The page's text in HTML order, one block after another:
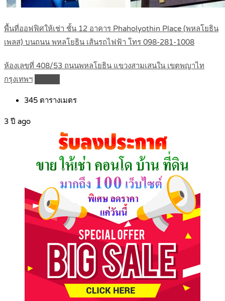
พื้นที่ออฟฟิศให้เช่า ชั้น 12 อาคาร Phaholyothin Place (พหลโยธิน
เพลส) บนถนน พหลโยธิน เส้นรถไฟฟ้า โทร 098-281-1008
ห้องเลขที่ 408/53 ถนนพหลโยธิน แขวงสามเสนใน เขตพญาไท
กรุงเทพฯ
345 ตารางเมตร
3 ปี ago